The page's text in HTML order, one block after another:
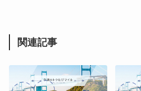
関連記事